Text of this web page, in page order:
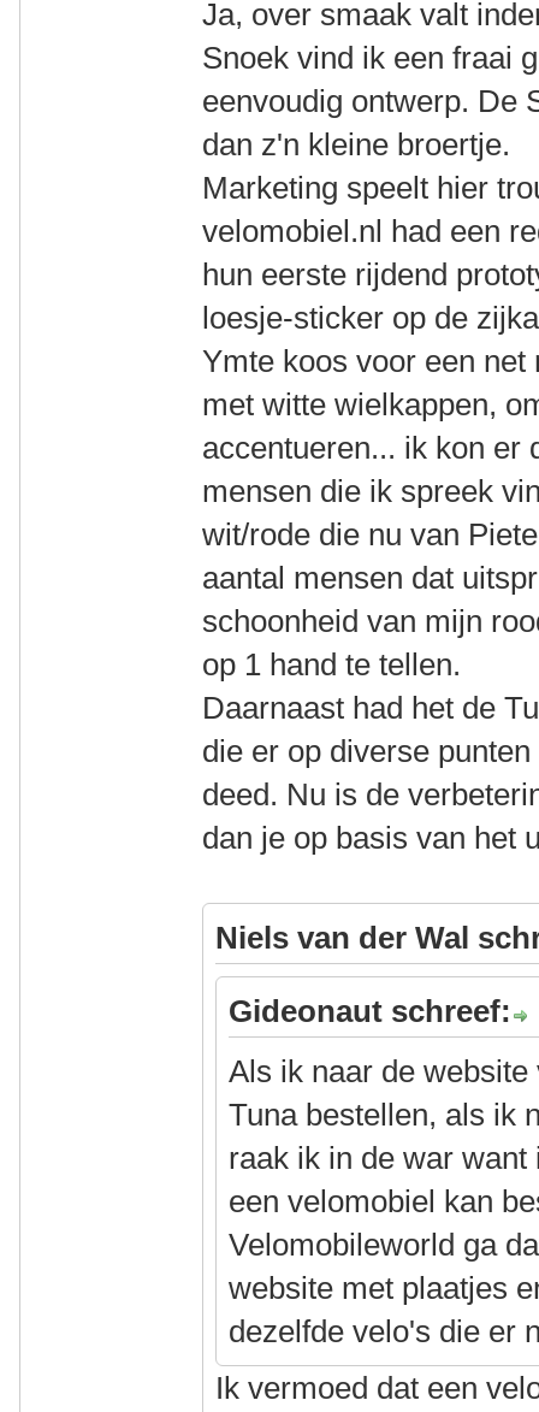
Ja, over smaak valt
Snoek vind ik een fraai
eenvoudig ontwerp. De
dan z'n kleine broertje.
Marketing speelt hier
velomobiel.nl had een
hun eerste rijdend
loesje-sticker op de
Ymte koos voor een
met witte wielkappen,
accentueren... ik kon er
mensen die ik spreek
wit/rode die nu van
aantal mensen dat
schoonheid van mijn
op 1 hand te tellen.
Daarnaast had het de
die er op diverse
deed. Nu is de
dan je op basis van het
Niels van der Wal
Gideonaut schreef:
Als ik naar de
Tuna bestellen, als ik
raak ik in de war
een velomobiel kan
Velomobileworld ga
website met plaatjes
dezelfde velo's die er
Ik vermoed dat een